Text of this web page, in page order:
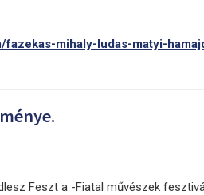
mihaly-ludas-matyi-
Feszt a -Fiatal művészek